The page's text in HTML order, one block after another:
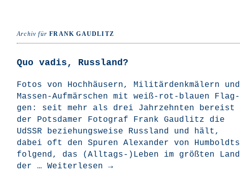
Archiv fürFRANK GAUDLITZ
Quo vadis, Russland?
Fotos von Hoch­häu­sern, Mili­tär­denk­mä­lern und
Mas­­sen-Auf­­­mär­­schen mit weiß-rot-blau­­en Flag­
gen: seit mehr als drei Jahr­zehn­ten bereist
der Pots­da­mer Foto­graf Frank Gaud­litz die
UdSSR bezie­hungs­wei­se Russ­land und hält,
dabei oft den Spu­ren Alex­an­der von Hum­boldts
fol­gend, das (Alltags-)Leben im größ­ten Land
der … Wei­ter­le­sen →